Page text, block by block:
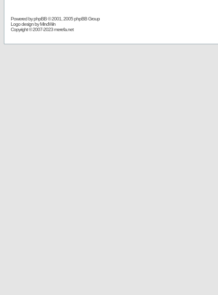
Powered byphpBB© 2001, 2005 phpBB Group
Logo design by MindWin
Copyright © 2007-2023 merefa.net